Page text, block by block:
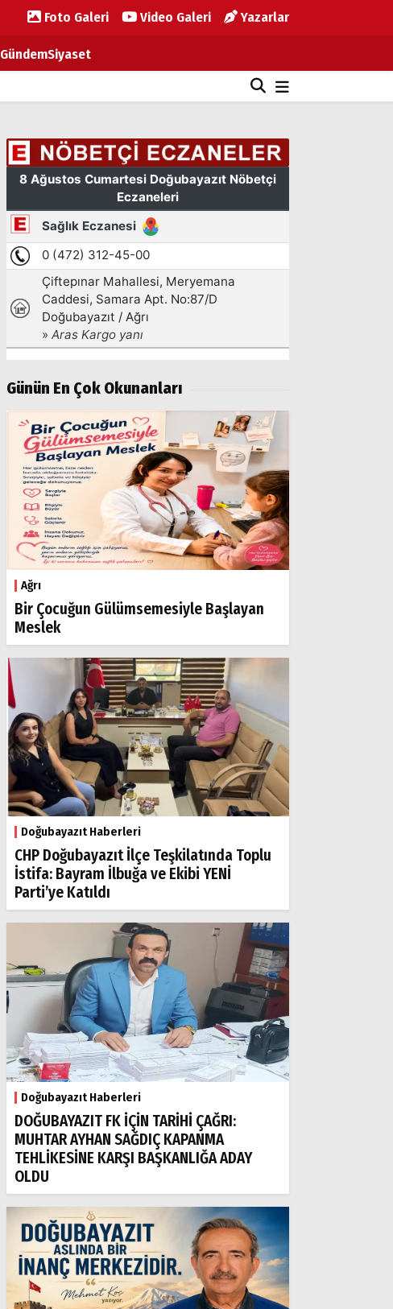
Foto Galeri Video Galeri Yazarlar
GündemSiyaset
Günün En Çok Okunanları
Ağrı
Bir Çocuğun Gülümsemesiyle Başlayan
Meslek
Doğubayazıt Haberleri
CHP Doğubayazıt İlçe Teşkilatında Toplu
İstifa: Bayram İlbuğa ve Ekibi YENİ
Parti’ye Katıldı
Doğubayazıt Haberleri
DOĞUBAYAZIT FK İÇİN TARİHİ ÇAĞRI:
MUHTAR AYHAN SAĞDIÇ KAPANMA
TEHLİKESİNE KARŞI BAŞKANLIĞA ADAY
OLDU